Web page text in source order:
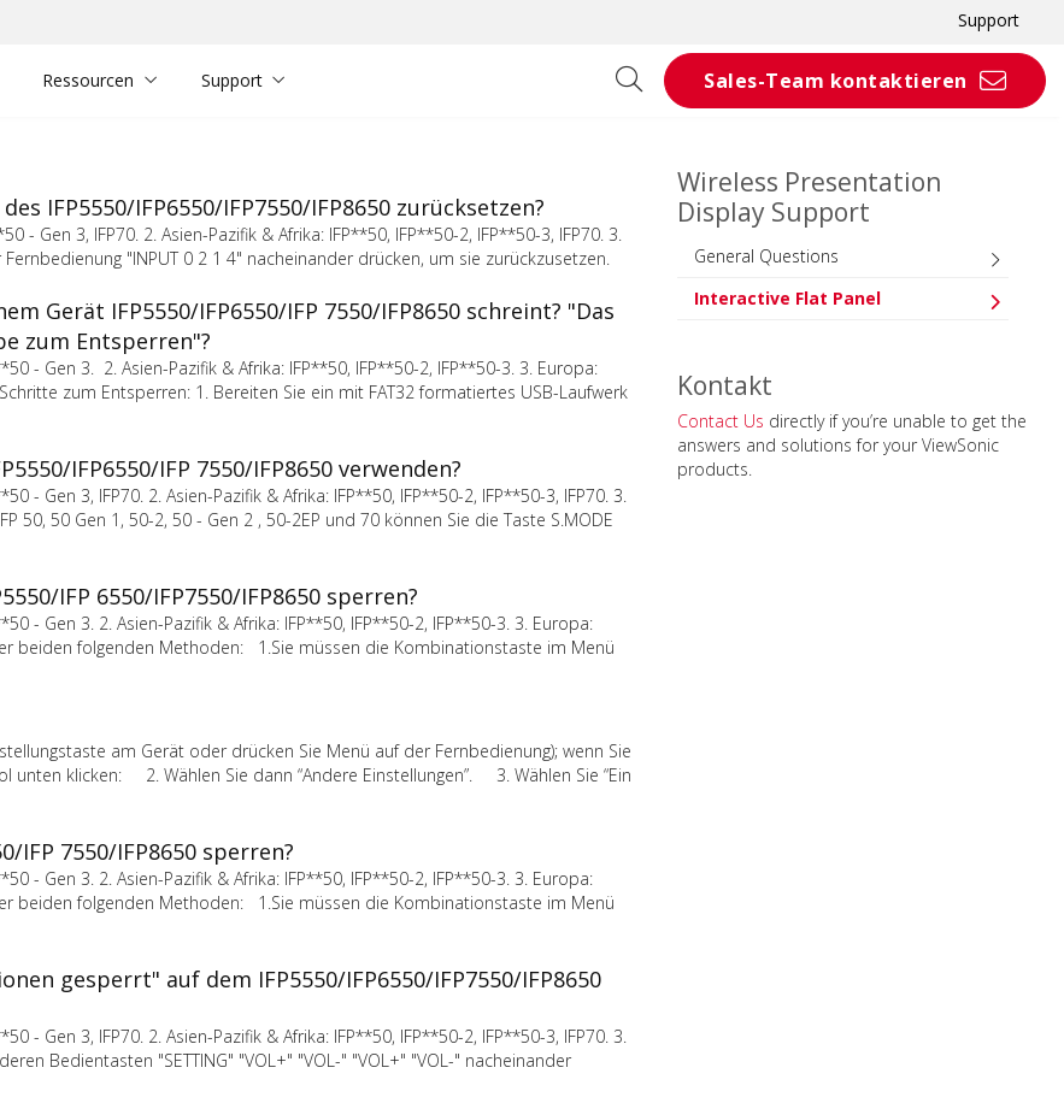
Support
Ressourcen Support Sales-Team kontaktieren
IFP5550/IFP6550/IFP7550/IFP8650 zurücksetzen?
- Gen 3, IFP70. 2. Asien-Pazifik & Afrika: IFP**50, IFP**50-2, IFP**50-3, IFP70. 3.
"INPUT 0 2 1 4" nacheinander drücken, um sie zurückzusetzen.
Gerät IFP5550/IFP6550/IFP 7550/IFP8650 schreint? "Das
zum Entsperren"?
- Gen 3. 2. Asien-Pazifik & Afrika: IFP**50, IFP**50-2, IFP**50-3. 3. Europa:
zum Entsperren: 1. Bereiten Sie ein mit FAT32 formatiertes USB-Laufwerk
IFP6550/IFP 7550/IFP8650 verwenden?
- Gen 3, IFP70. 2. Asien-Pazifik & Afrika: IFP**50, IFP**50-2, IFP**50-3, IFP70. 3.
50, 50 Gen 1, 50-2, 50 - Gen 2 , 50-2EP und 70 können Sie die Taste S.MODE
IFP 6550/IFP7550/IFP8650 sperren?
- Gen 3. 2. Asien-Pazifik & Afrika: IFP**50, IFP**50-2, IFP**50-3. 3. Europa:
beiden folgenden Methoden: 1.Sie müssen die Kombinationstaste im Menü
am Gerät oder drücken Sie Menü auf der Fernbedienung); wenn Sie
unten klicken: 2. Wählen Sie dann “Andere Einstellungen”. 3. Wählen Sie “Ein
IFP 7550/IFP8650 sperren?
- Gen 3. 2. Asien-Pazifik & Afrika: IFP**50, IFP**50-2, IFP**50-3. 3. Europa:
beiden folgenden Methoden: 1.Sie müssen die Kombinationstaste im Menü
gesperrt" auf dem IFP5550/IFP6550/IFP7550/IFP8650
- Gen 3, IFP70. 2. Asien-Pazifik & Afrika: IFP**50, IFP**50-2, IFP**50-3, IFP70. 3.
Bedientasten "SETTING" "VOL+" "VOL-" "VOL+" "VOL-" nacheinander
Wireless Presentation
Display Support
General Questions
Interactive Flat Panel
Kontakt
Contact Us directly if you’re unable to get the
answers and solutions for your ViewSonic
products.